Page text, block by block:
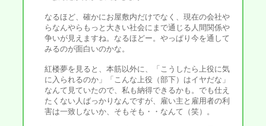
なるほど、確かにお屋敷内だけでなく、現在の会社や
らなんやらもっと大きい社会にまで通じる人間関係や
争いが見えますね。なるほどー。やっぱり今を通して
みるのが面白いのかな。
紅楼夢を見ると、本筋以外に、「こうしたら上役に気
に入られるのか」「こんな上役（部下）はイヤだな」
なんて見ていたので、私も納得できるかも。でも仕え
たくない人ばっかりなんですが、雇い主と雇用者の利
害は一致しないか、そもそも・・なんて（笑）。